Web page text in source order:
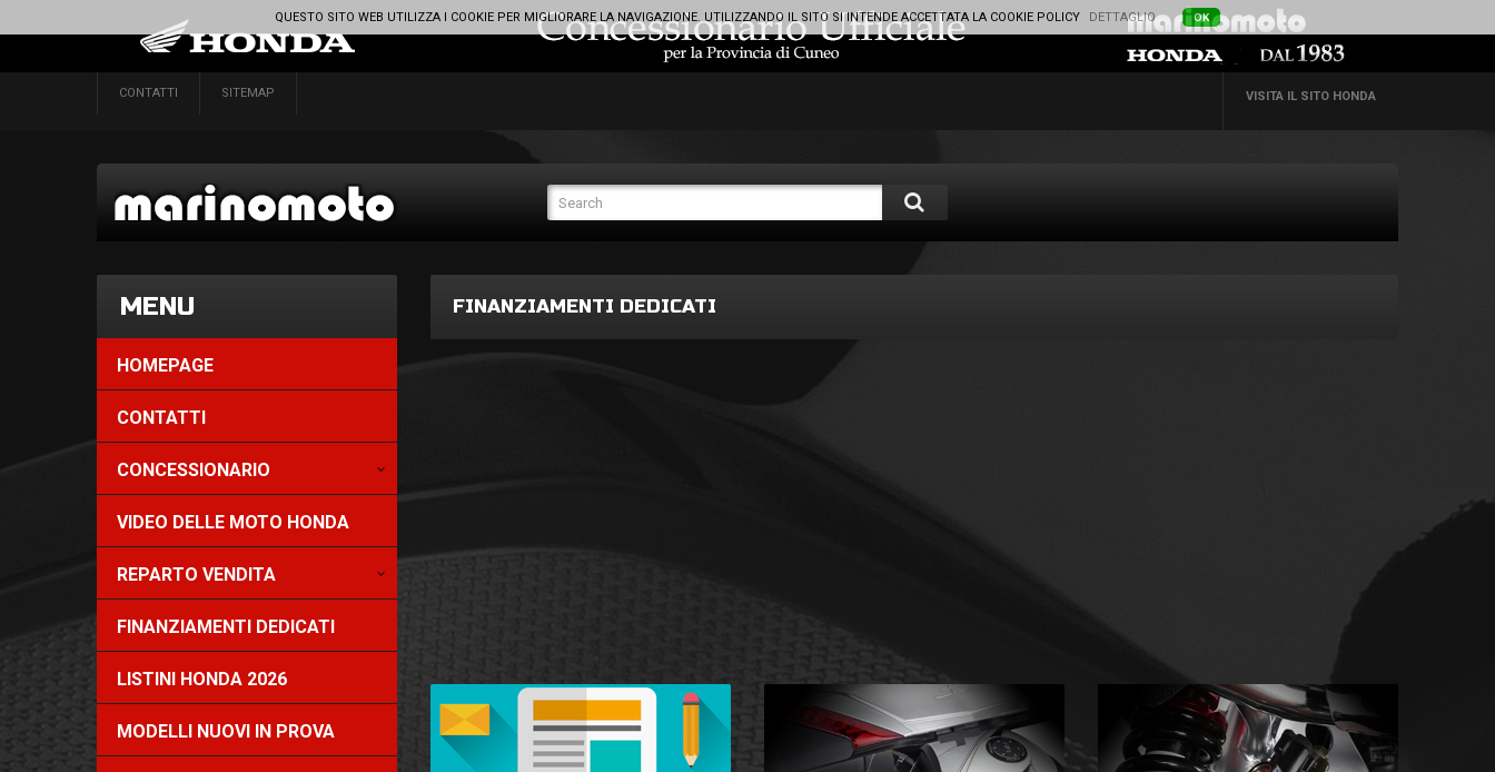
VISITA IL SITO HONDA
CONTATTI SITEMAP
MENU
HOMEPAGE
CONTATTI
CONCESSIONARIO
VIDEO DELLE MOTO HONDA
REPARTO VENDITA
FINANZIAMENTI DEDICATI
LISTINI HONDA 2026
MODELLI NUOVI IN PROVA
FINANZIAMENTI DEDICATI
QUESTO SITO WEB UTILIZZA I COOKIE PER MIGLIORARE LA NAVIGAZIONE. UTILIZZANDO IL SITO SI INTENDE ACCETTATA LA COOKIE POLICY DETTAGLIO OK